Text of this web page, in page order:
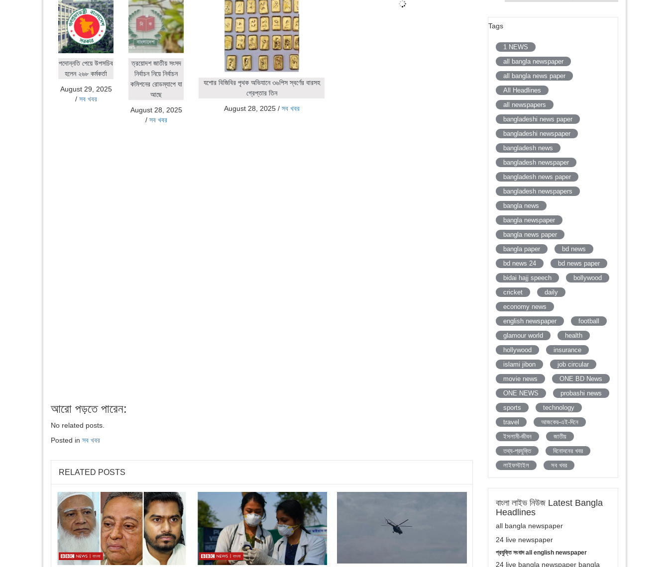
পদোন্নতি পেয়ে উপসচিব
হলেন ২৬৮ কর্মকর্তা
August 29, 2025
/ সব খবর
ত্রয়োদশ জাতীয় সংসদ
নির্বাচন নিয়ে নির্বাচন
কমিশনের রোডম্যাপে যা
আছে
August 28, 2025
/ সব খবর
যশোর বিজিবির পৃথক অভিযানে ৩৬পিস স্বর্ণের বারসহ
গ্রেপ্তার তিন
August 28, 2025/ সব খবর
আরো পড়তে পারেন:
No related posts.
Posted in সব খবর
RELATED POSTS
Tags
1 NEWS
all bangla newspaper
all bangla news paper
All Headlines
all newspapers
bangladeshi news paper
bangladeshi newspaper
bangladesh news
bangladesh newspaper
bangladesh news paper
bangladesh newspapers
bangla news
bangla newspaper
bangla news paper
bangla paper
bd news
bd news 24
bd news paper
bidai hajj speech
bollywood
cricket
daily
economy news
english newspaper
football
glamour world
health
hollywood
insurance
islami jibon
job circular
movie news
ONE BD News
ONE NEWS
probashi news
sports
technology
travel
আজকের-এই-দিনে
ইসলামী-জীবন
জাতীয়
তথ্য-প্রযুক্তি
বিনোদনের খবর
লাইফস্টাইল
সব খবর
বাংলা লাইভ নিউজ Latest Bangla
Headlines
all bangla newspaper
24 live newspaper
প্রযুক্তি সংবাদ all english newspaper
24 live bangla newspaper bangla